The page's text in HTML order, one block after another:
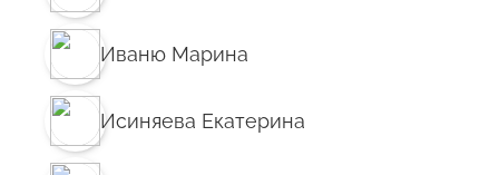
Иваню Марина
Исиняева Екатерина